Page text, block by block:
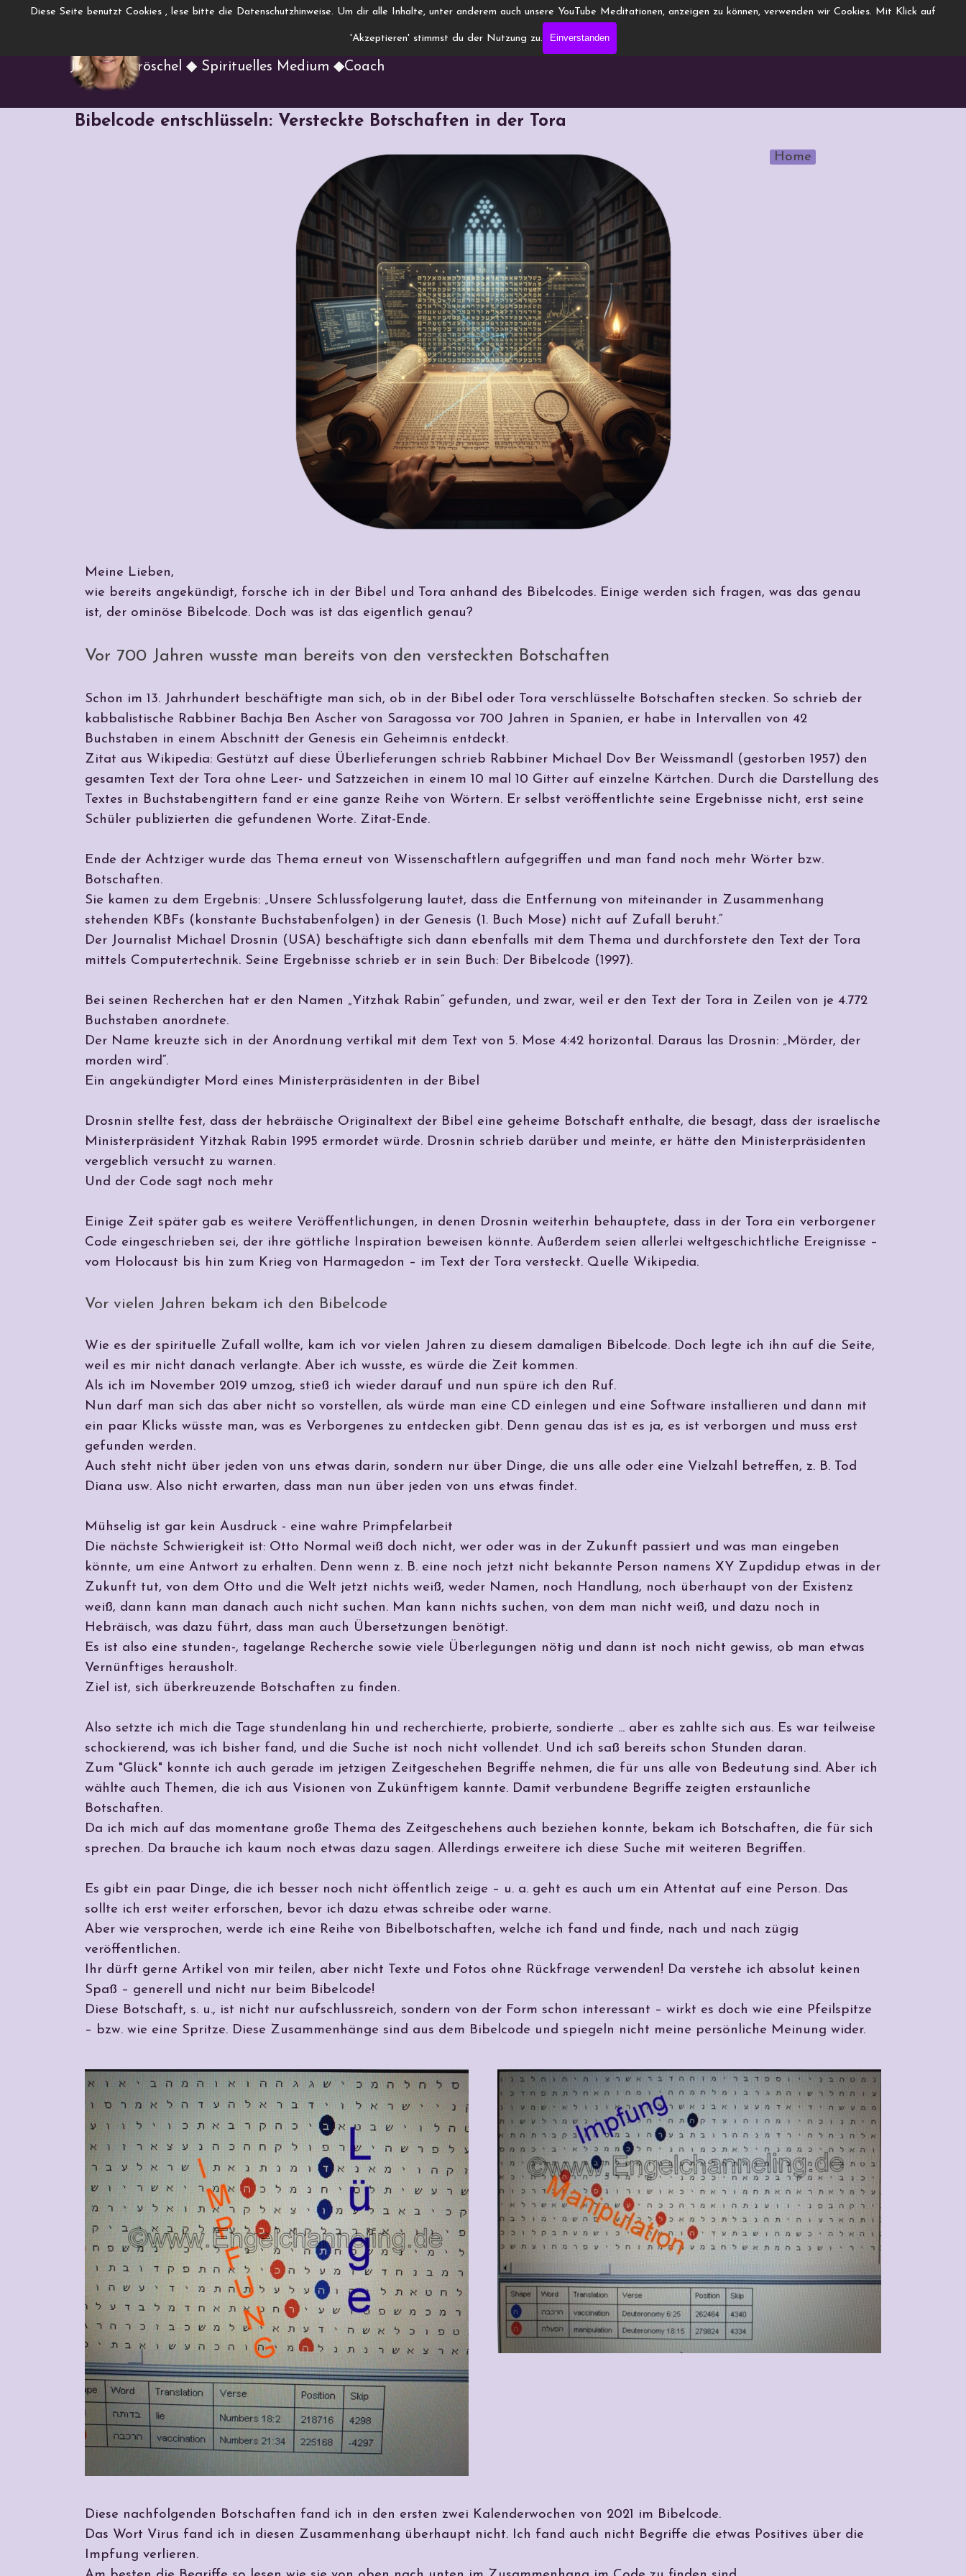
Diese Seite benutzt Cookies , lese bitte die Datenschutzhinweise. Um dir alle Inhalte, unter anderem auch unsere YouTube Meditationen, anzeigen zu können, verwenden wir Cookies. Mit Klick auf
'Akzeptieren' stimmst du der Nutzung zu. Einverstanden
Direkt zum Seiteninhalt
www.Engelchanneling.de
Jasmina Gröschel ◆ Spirituelles Medium ◆Coach
Bibelcode entschlüsseln: Versteckte Botschaften in der Tora
Home
Meine Lieben,
wie bereits angekündigt, forsche ich in der Bibel und Tora anhand des Bibelcodes. Einige werden sich fragen, was das genau
ist, der ominöse Bibelcode. Doch was ist das eigentlich genau?
Vor 700 Jahren wusste man bereits von den versteckten Botschaften
Schon im 13. Jahrhundert beschäftigte man sich, ob in der Bibel oder Tora verschlüsselte Botschaften stecken. So schrieb der
kabbalistische Rabbiner Bachja Ben Ascher von Saragossa vor 700 Jahren in Spanien, er habe in Intervallen von 42
Buchstaben in einem Abschnitt der Genesis ein Geheimnis entdeckt.
Zitat aus Wikipedia: Gestützt auf diese Überlieferungen schrieb Rabbiner Michael Dov Ber Weissmandl (gestorben 1957) den
gesamten Text der Tora ohne Leer- und Satzzeichen in einem 10 mal 10 Gitter auf einzelne Kärtchen. Durch die Darstellung des
Textes in Buchstabengittern fand er eine ganze Reihe von Wörtern. Er selbst veröffentlichte seine Ergebnisse nicht, erst seine
Schüler publizierten die gefundenen Worte. Zitat-Ende.
Ende der Achtziger wurde das Thema erneut von Wissenschaftlern aufgegriffen und man fand noch mehr Wörter bzw.
Botschaften.
Sie kamen zu dem Ergebnis: „Unsere Schlussfolgerung lautet, dass die Entfernung von miteinander in Zusammenhang
stehenden KBFs (konstante Buchstabenfolgen) in der Genesis (1. Buch Mose) nicht auf Zufall beruht.“
Der Journalist Michael Drosnin (USA) beschäftigte sich dann ebenfalls mit dem Thema und durchforstete den Text der Tora
mittels Computertechnik. Seine Ergebnisse schrieb er in sein Buch: Der Bibelcode (1997).
Bei seinen Recherchen hat er den Namen „Yitzhak Rabin“ gefunden, und zwar, weil er den Text der Tora in Zeilen von je 4.772
Buchstaben anordnete.
Der Name kreuzte sich in der Anordnung vertikal mit dem Text von 5. Mose 4:42 horizontal. Daraus las Drosnin: „Mörder, der
morden wird“.
Ein angekündigter Mord eines Ministerpräsidenten in der Bibel
Drosnin stellte fest, dass der hebräische Originaltext der Bibel eine geheime Botschaft enthalte, die besagt, dass der israelische
Ministerpräsident Yitzhak Rabin 1995 ermordet würde. Drosnin schrieb darüber und meinte, er hätte den Ministerpräsidenten
vergeblich versucht zu warnen.
Und der Code sagt noch mehr
Einige Zeit später gab es weitere Veröffentlichungen, in denen Drosnin weiterhin behauptete, dass in der Tora ein verborgener
Code eingeschrieben sei, der ihre göttliche Inspiration beweisen könnte. Außerdem seien allerlei weltgeschichtliche Ereignisse –
vom Holocaust bis hin zum Krieg von Harmagedon – im Text der Tora versteckt. Quelle Wikipedia.
Vor vielen Jahren bekam ich den Bibelcode
Wie es der spirituelle Zufall wollte, kam ich vor vielen Jahren zu diesem damaligen Bibelcode. Doch legte ich ihn auf die Seite,
weil es mir nicht danach verlangte. Aber ich wusste, es würde die Zeit kommen.
Als ich im November 2019 umzog, stieß ich wieder darauf und nun spüre ich den Ruf.
Nun darf man sich das aber nicht so vorstellen, als würde man eine CD einlegen und eine Software installieren und dann mit
ein paar Klicks wüsste man, was es Verborgenes zu entdecken gibt. Denn genau das ist es ja, es ist verborgen und muss erst
gefunden werden.
Auch steht nicht über jeden von uns etwas darin, sondern nur über Dinge, die uns alle oder eine Vielzahl betreffen, z. B. Tod
Diana usw. Also nicht erwarten, dass man nun über jeden von uns etwas findet.
Mühselig ist gar kein Ausdruck - eine wahre Primpfelarbeit
Die nächste Schwierigkeit ist: Otto Normal weiß doch nicht, wer oder was in der Zukunft passiert und was man eingeben
könnte, um eine Antwort zu erhalten. Denn wenn z. B. eine noch jetzt nicht bekannte Person namens XY Zupdidup etwas in der
Zukunft tut, von dem Otto und die Welt jetzt nichts weiß, weder Namen, noch Handlung, noch überhaupt von der Existenz
weiß, dann kann man danach auch nicht suchen. Man kann nichts suchen, von dem man nicht weiß, und dazu noch in
Hebräisch, was dazu führt, dass man auch Übersetzungen benötigt.
Es ist also eine stunden-, tagelange Recherche sowie viele Überlegungen nötig und dann ist noch nicht gewiss, ob man etwas
Vernünftiges herausholt.
Ziel ist, sich überkreuzende Botschaften zu finden.
Also setzte ich mich die Tage stundenlang hin und recherchierte, probierte, sondierte ... aber es zahlte sich aus. Es war teilweise
schockierend, was ich bisher fand, und die Suche ist noch nicht vollendet. Und ich saß bereits schon Stunden daran.
Zum "Glück" konnte ich auch gerade im jetzigen Zeitgeschehen Begriffe nehmen, die für uns alle von Bedeutung sind. Aber ich
wählte auch Themen, die ich aus Visionen von Zukünftigem kannte. Damit verbundene Begriffe zeigten erstaunliche
Botschaften.
Da ich mich auf das momentane große Thema des Zeitgeschehens auch beziehen konnte, bekam ich Botschaften, die für sich
sprechen. Da brauche ich kaum noch etwas dazu sagen. Allerdings erweitere ich diese Suche mit weiteren Begriffen.
Es gibt ein paar Dinge, die ich besser noch nicht öffentlich zeige – u. a. geht es auch um ein Attentat auf eine Person. Das
sollte ich erst weiter erforschen, bevor ich dazu etwas schreibe oder warne.
Aber wie versprochen, werde ich eine Reihe von Bibelbotschaften, welche ich fand und finde, nach und nach zügig
veröffentlichen.
Ihr dürft gerne Artikel von mir teilen, aber nicht Texte und Fotos ohne Rückfrage verwenden! Da verstehe ich absolut keinen
Spaß – generell und nicht nur beim Bibelcode!
Diese Botschaft, s. u., ist nicht nur aufschlussreich, sondern von der Form schon interessant – wirkt es doch wie eine Pfeilspitze
– bzw. wie eine Spritze. Diese Zusammenhänge sind aus dem Bibelcode und spiegeln nicht meine persönliche Meinung wider.
Diese nachfolgenden Botschaften fand ich in den ersten zwei Kalenderwochen von 2021 im Bibelcode.
Das Wort Virus fand ich in diesen Zusammenhang überhaupt nicht. Ich fand auch nicht Begriffe die etwas Positives über die
Impfung verlieren.